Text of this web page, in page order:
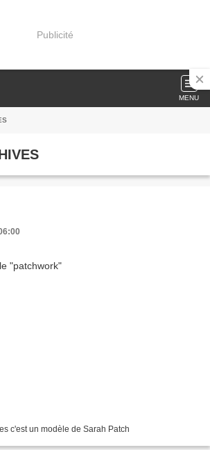
Publicité
MENU
c'est un modèle de Sarah Patch